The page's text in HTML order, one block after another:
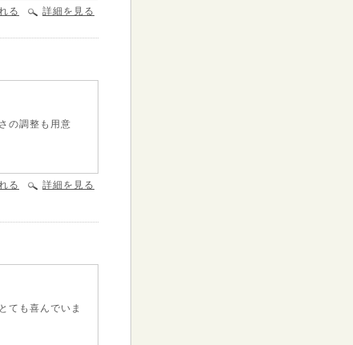
詳細を見る
る
の調整も用意
詳細を見る
る
ても喜んでいま